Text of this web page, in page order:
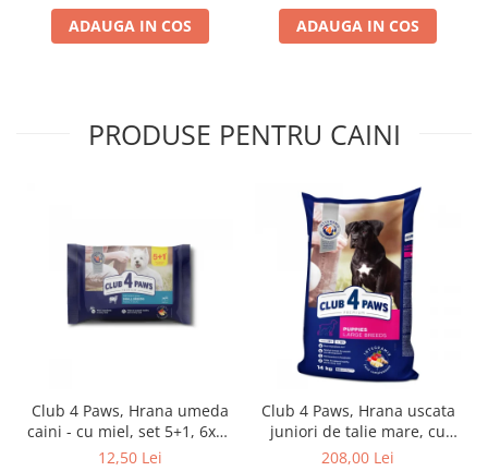
ADAUGA IN COS ADAUGA IN COS
PRODUSE PENTRU CAINI
Club 4 Paws, Hrana umeda
caini - cu miel, set 5+1, 6x80
g
12,50 Lei
Club 4 Paws, Hrana uscata
juniori de talie mare, cu
pui, 14kg
208,00 Lei